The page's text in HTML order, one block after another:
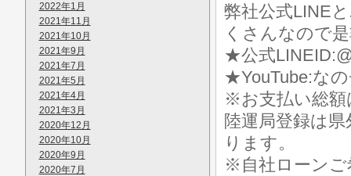
2022年1月
2021年11月
2021年10月
2021年9月
2021年7月
2021年5月
2021年4月
2021年3月
2020年12月
2020年10月
2020年9月
2020年7月
弊社公式LINE
くさんなので
★公式
★YouTube:な
※お支払い総額
陸運局登録は
ります。
※自社ローンご